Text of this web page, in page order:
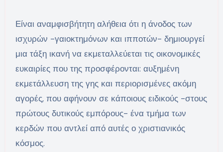
Είναι αναμφισβήτητη αλήθεια ότι η άνοδος των
ισχυρών -γαιοκτημόνων και ιπποτών- δημιουργεί
μια τάξη ικανή να εκμεταλλεύεται τις οικονομικές
ευκαιρίες που της προσφέρονται: αυξημένη
εκμετάλλευση της γης και περιορισμένες ακόμη
αγορές, που αφήνουν σε κάποιους ειδικούς -στους
πρώτους δυτικούς εμπόρους- ένα τμήμα των
κερδών που αντλεί από αυτές ο χριστιανικός
κόσμος.